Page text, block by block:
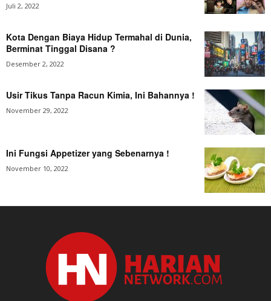
Juli 2, 2022
Kota Dengan Biaya Hidup Termahal di Dunia,
Berminat Tinggal Disana ?
Desember 2, 2022
Usir Tikus Tanpa Racun Kimia, Ini Bahannya !
November 29, 2022
Ini Fungsi Appetizer yang Sebenarnya !
November 10, 2022